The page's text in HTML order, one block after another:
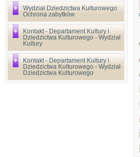
Wydział Dziedzictwa Kulturowego:
Ochrona zabytków
Kontakt - Departament Kultury i
Dziedzictwa Kulturowego - Wydział
Kultury
Kontakt - Departament Kultury i
Dziedzictwa Kulturowego - Wydział
Dziedzictwa Kulturowego